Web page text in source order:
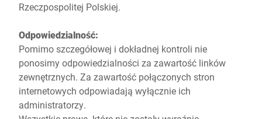
Rzeczpospolitej Polskiej.
Odpowiedzialność:
Pomimo szczegółowej i dokładnej kontroli nie
ponosimy odpowiedzialności za zawartość linków
zewnętrznych. Za zawartość połączonych stron
internetowych odpowiadają wyłącznie ich
administratorzy.